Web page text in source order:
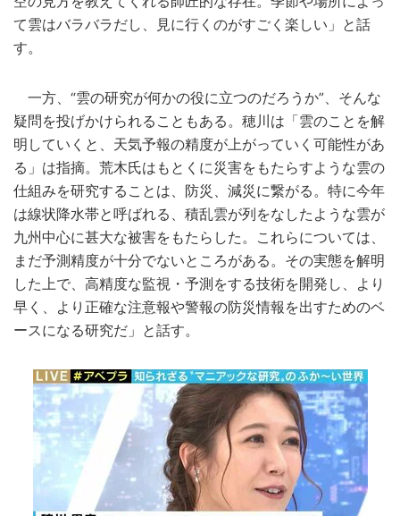
て雲はバラバラだし、見に行くのがすごく楽しい」と話
す。
一方、“雲の研究が何かの役に立つのだろうか”、そんな
疑問を投げかけられることもある。穂川は「雲のことを解
明していくと、天気予報の精度が上がっていく可能性があ
る」は指摘。荒木氏はもとくに災害をもたらすような雲の
仕組みを研究することは、防災、減災に繋がる。特に今年
は線状降水帯と呼ばれる、積乱雲が列をなしたような雲が
九州中心に甚大な被害をもたらした。これらについては、
まだ予測精度が十分でないところがある。その実態を解明
した上で、高精度な監視・予測をする技術を開発し、より
早く、より正確な注意報や警報の防災情報を出すためのベ
ースになる研究だ」と話す。